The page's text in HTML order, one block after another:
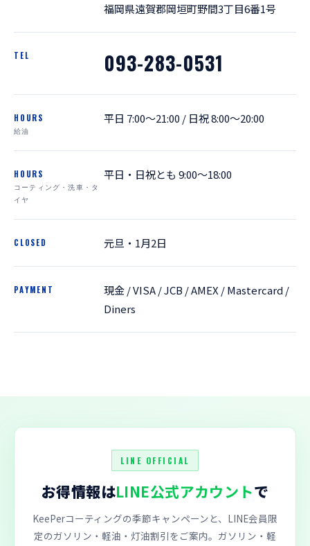
福岡県遠賀郡岡垣町野間3丁目6番1号
TEL 093-283-0531
HOURS
給油
平日 7:00〜21:00 / 日祝 8:00〜20:00
HOURS
コーティング・洗車・タ
イヤ
平日・日祝とも 9:00〜18:00
CLOSED 元旦・1月2日
PAYMENT
現金 / VISA / JCB / AMEX / Mastercard /
Diners
LINE OFFICIAL
お得情報はLINE公式アカウントで
KeePerコーティングの季節キャンペーンと、LINE会員限
定のガソリン・軽油・灯油割引をご案内。ガソリン・軽